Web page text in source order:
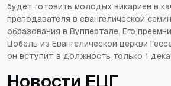
будет готовить молодых викариев в
преподавателя в евангелической
образования в Вуппертале. Его
Цобель из Евангелической церкви
он вступит в должность только 1
Новости ЕЦГ